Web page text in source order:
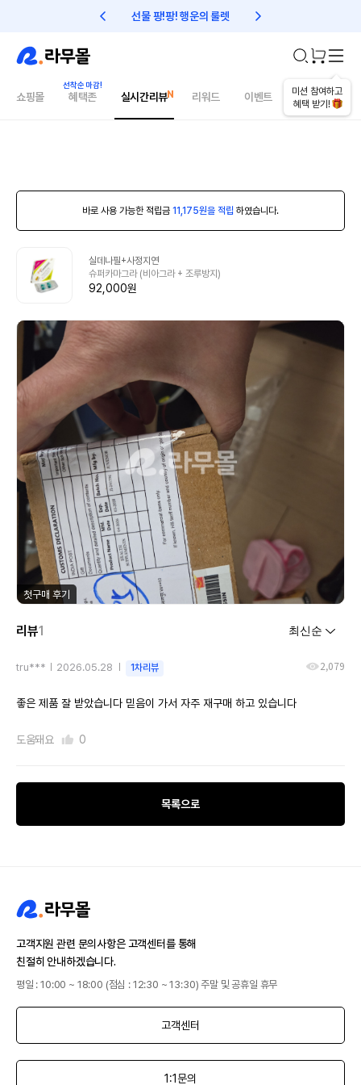
선물 팡!팡! 행운의 룰렛 친구초대 1만원 리워드!
미션 참여하고
혜택 받기!
쇼핑몰 혜택존 실시간리뷰 리워드 이벤트 건강매거진
바로 사용 가능한 적립금 11,175원을 적립 하였습니다.
실데나필+사정지연
슈퍼카마그라 (비아그라 + 조루방지)
92,000원
첫구매 후기
리뷰1
tru*** 2026.05.28 1차리뷰 2,079
좋은 제품 잘 받았습니다 믿음이 가서 자주 재구매 하고 있습니다
도움돼요 0
목록으로
고객지원 관련 문의사항은 고객센터를 통해
친절히 안내하겠습니다.
평일 : 10:00 ~ 18:00 (점심 : 12:30 ~ 13:30) 주말 및 공휴일 휴무
고객센터
1:1문의